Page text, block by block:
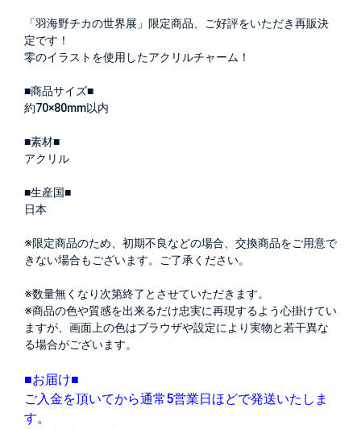
「羽海野チカの世界展」限定商品、ご好評をいただき再販決
定です！
零のイラストを使用したアクリルチャーム！
■商品サイズ■
約70×80mm以内
■素材■
アクリル
■生産国■
日本
※限定商品のため、初期不良などの場合、交換商品をご用意で
きない場合もございます。ご了承ください。
※数量無くなり次第終了とさせていただきます。
※商品の色や質感を出来るだけ忠実に再現するよう心掛けてい
ますが、画面上の色はブラウザや設定により実物と若干異な
る場合がございます。
■お届け■
ご入金を頂いてから通常5営業日ほどで発送いたしま
す。